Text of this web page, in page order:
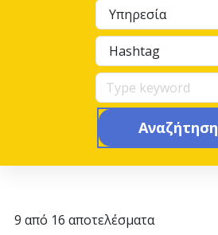
Αναζήτηση
9 από 16 αποτελέσματα